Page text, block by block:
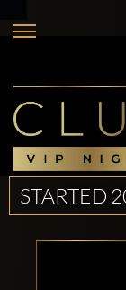
STARTED